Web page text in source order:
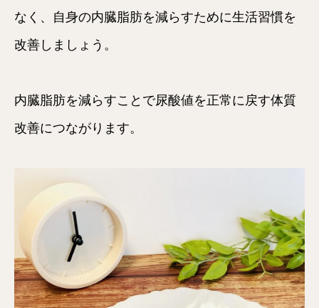
なく、自身の内臓脂肪を減らすために生活習慣を
改善しましょう。
内臓脂肪を減らすことで尿酸値を正常に戻す体質
改善につながります。